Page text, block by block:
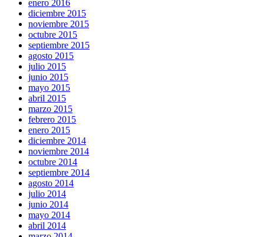
enero 2016
diciembre 2015
noviembre 2015
octubre 2015
septiembre 2015
agosto 2015
julio 2015
junio 2015
mayo 2015
abril 2015
marzo 2015
febrero 2015
enero 2015
diciembre 2014
noviembre 2014
octubre 2014
septiembre 2014
agosto 2014
julio 2014
junio 2014
mayo 2014
abril 2014